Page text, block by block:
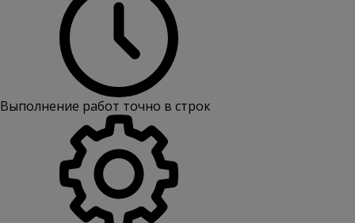
Выполнение работ точно в строк